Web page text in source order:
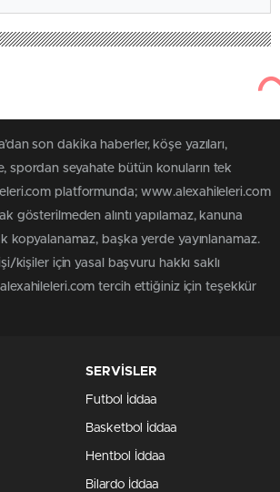
son dakika haberler, köşe yazıları,
spordan seyahate bütün konuların tek
platformunda; www.alexahileleri.com
gösterilmeden alıntı yapılamaz, kanuna
kopyalanamaz, başka yerde yayınlanamaz.
kişiler için yasal başvuru hakkı saklı
tercih ettiğiniz için teşekkür
SERVİSLER
Futbol İddaa
Basketbol İddaa
Hentbol İddaa
Bilardo İddaa